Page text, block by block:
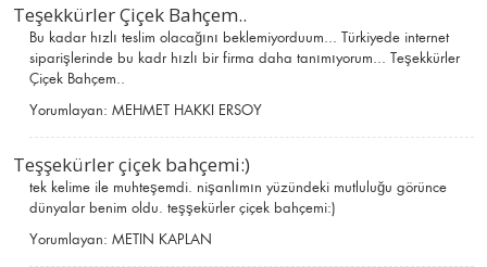
Teşekkürler Çiçek Bahçem..
Bu kadar hızlı teslim olacağını beklemiyorduum... Türkiyede internet
siparişlerinde bu kadr hızlı bir firma daha tanımıyorum... Teşekkürler
Çiçek Bahçem..
Yorumlayan: MEHMET HAKKI ERSOY
Teşşekürler çiçek bahçemi:)
tek kelime ile muhteşemdi. nişanlımın yüzündeki mutluluğu görünce
dünyalar benim oldu. teşşekürler çiçek bahçemi:)
Yorumlayan: METIN KAPLAN